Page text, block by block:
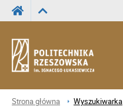
Strona główna Wyszukiwarka